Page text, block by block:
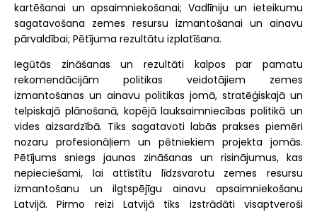
kartēšanai un apsaimniekošanai; Vadlīniju un ieteikumu
sagatavošana zemes resursu izmantošanai un ainavu
pārvaldībai; Pētījuma rezultātu izplatīšana.
Iegūtās zināšanas un rezultāti kalpos par pamatu
rekomendācijām politikas veidotājiem zemes
izmantošanas un ainavu politikas jomā, stratēģiskajā un
telpiskajā plānošanā, kopējā lauksaimniecības politikā un
vides aizsardzībā. Tiks sagatavoti labās prakses piemēri
nozaru profesionāļiem un pētniekiem projekta jomās.
Pētījums sniegs jaunas zināšanas un risinājumus, kas
nepieciešami, lai attīstītu līdzsvarotu zemes resursu
izmantošanu un ilgtspējīgu ainavu apsaimniekošanu
Latvijā. Pirmo reizi Latvijā tiks izstrādāti visaptveroši